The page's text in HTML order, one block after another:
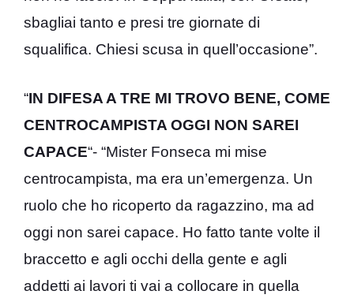
sbagliai tanto e presi tre giornate di
squalifica. Chiesi scusa in quell’occasione”.
“IN DIFESA A TRE MI TROVO BENE, COME
CENTROCAMPISTA OGGI NON SAREI
CAPACE“- “Mister Fonseca mi mise
centrocampista, ma era un’emergenza. Un
ruolo che ho ricoperto da ragazzino, ma ad
oggi non sarei capace. Ho fatto tante volte il
braccetto e agli occhi della gente e agli
addetti ai lavori ti vai a collocare in quella